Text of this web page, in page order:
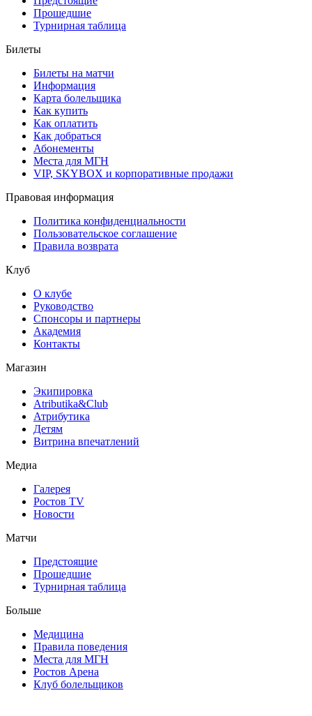
Прошедшие
Турнирная таблица
Билеты
Билеты на матчи
Информация
Карта болельщика
Как купить
Как оплатить
Как добраться
Абонементы
Места для МГН
VIP, SKYBOX и корпоративные продажи
Правовая информация
Политика конфиденциальности
Пользовательское соглашение
Правила возврата
Клуб
О клубе
Руководство
Спонсоры и партнеры
Академия
Контакты
Магазин
Экипировка
Atributika&Club
Атрибутика
Детям
Витрина впечатлений
Медиа
Галерея
Ростов TV
Новости
Матчи
Предстоящие
Прошедшие
Турнирная таблица
Больше
Медицина
Правила поведения
Места для МГН
Ростов Арена
Клуб болельщиков